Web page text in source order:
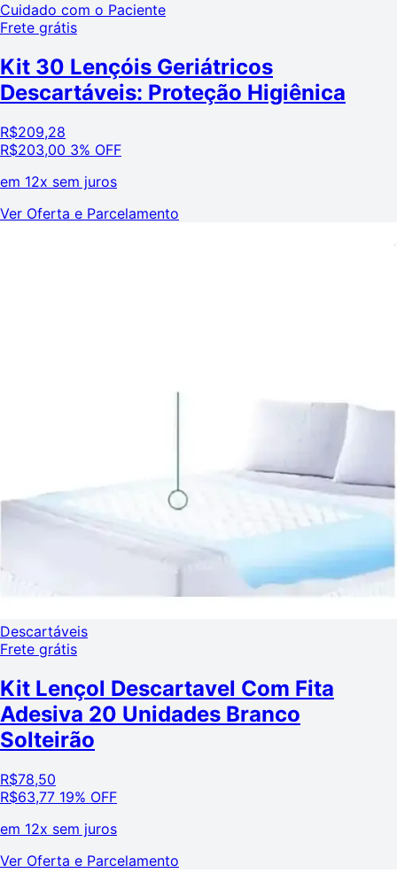
Cuidado com o Paciente
Frete grátis
Kit 30 Lençóis Geriátricos
Descartáveis: Proteção Higiênica
R$209,28
R$203,00 3% OFF
em 12x sem juros
Ver Oferta e Parcelamento
Descartáveis
Frete grátis
Kit Lençol Descartavel Com Fita
Adesiva 20 Unidades Branco
Solteirão
R$78,50
R$63,77 19% OFF
em 12x sem juros
Ver Oferta e Parcelamento